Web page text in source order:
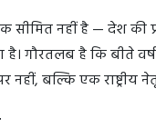
नहीं है — देश की
है। गौरतलब है कि बीते
बल्कि एक राष्ट्रीय